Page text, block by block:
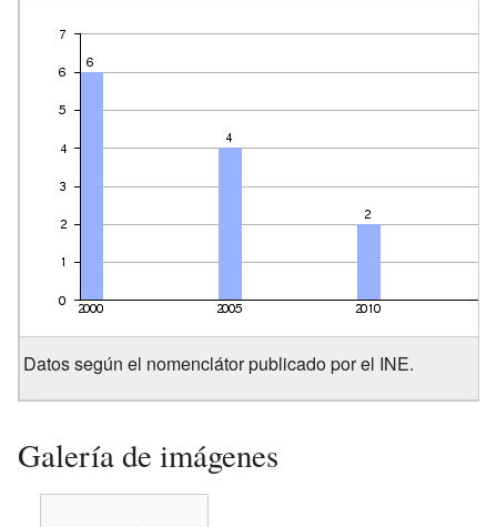
Datos según el nomenclátor publicado por el INE.
Galería de imágenes